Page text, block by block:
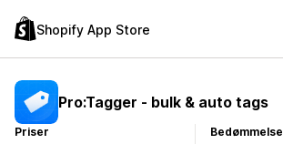
Shopify App Store
Pro:Tagger ‑ ​bulk & auto tags
Priser
Bedømmelse